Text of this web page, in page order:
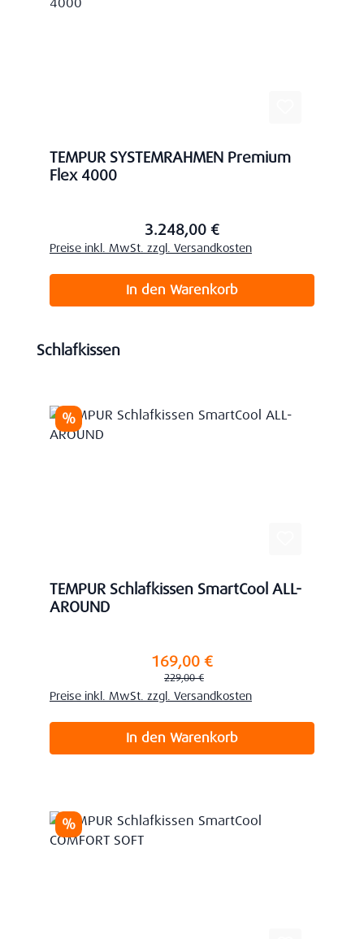
TEMPUR SYSTEMRAHMEN Premium
Flex 4000
Regulärer Preis:3.248,00 €
Preise inkl. MwSt. zzgl. Versandkosten
In den Warenkorb
Produktgalerie überspringen
Schlafkissen
Rabatt
%
TEMPUR Schlafkissen SmartCool ALL-
AROUND
169,00 €
Regulärer Preis:
229,00 €
Preise inkl. MwSt. zzgl. Versandkosten
In den Warenkorb
Rabatt
%